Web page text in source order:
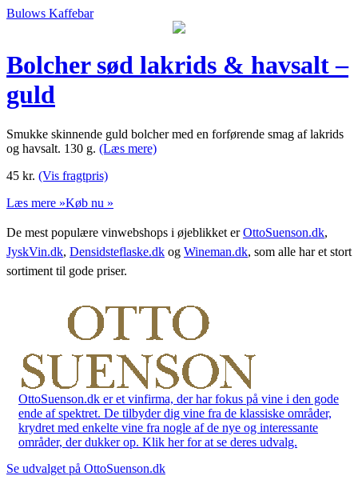
Bulows Kaffebar
Bolcher sød lakrids & havsalt –
guld
Smukke skinnende guld bolcher med en forførende smag af lakrids
og havsalt. 130 g. (Læs mere)
45 kr. (Vis fragtpris)
Læs mere »Køb nu »
De mest populære vinwebshops i øjeblikket erOttoSuenson.dk,
JyskVin.dk, Densidsteflaske.dk og Wineman.dk, som alle har et stort
sortiment til gode priser.
OttoSuenson.dk er et vinfirma, der har fokus på vine i den gode
ende af spektret. De tilbyder dig vine fra de klassiske områder,
krydret med enkelte vine fra nogle af de nye og interessante
områder, der dukker op. Klik her for at se deres udvalg.
Se udvalget på OttoSuenson.dk